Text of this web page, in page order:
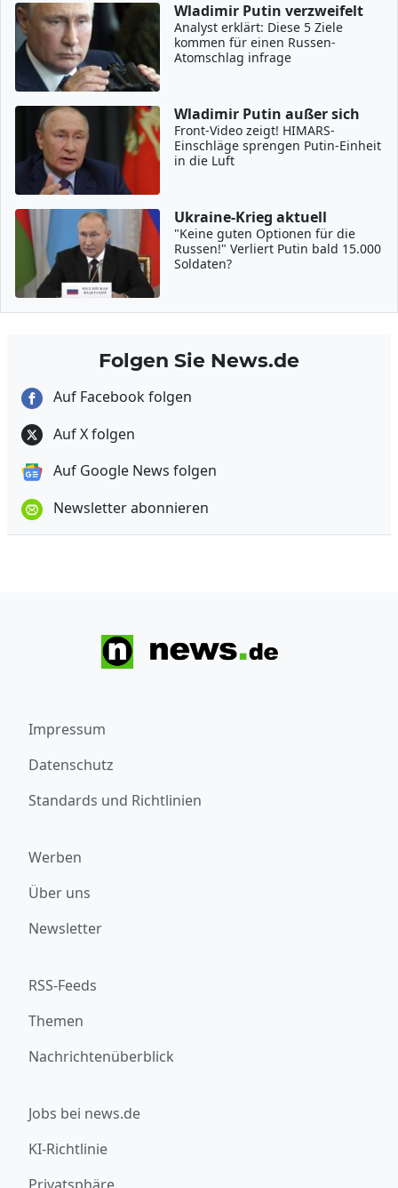
Wladimir Putin verzweifelt
Analyst erklärt: Diese 5 Ziele
kommen für einen Russen-
Atomschlag infrage
Wladimir Putin außer sich
Front-Video zeigt! HIMARS-
Einschläge sprengen Putin-Einheit
in die Luft
Ukraine-Krieg aktuell
"Keine guten Optionen für die
Russen!" Verliert Putin bald 15.000
Soldaten?
Folgen Sie News.de
Auf Facebook folgen
Auf X folgen
Auf Google News folgen
Newsletter abonnieren
Impressum
Datenschutz
Standards und Richtlinien
Werben
Über uns
Newsletter
RSS-Feeds
Themen
Nachrichtenüberblick
Jobs bei news.de
KI-Richtlinie